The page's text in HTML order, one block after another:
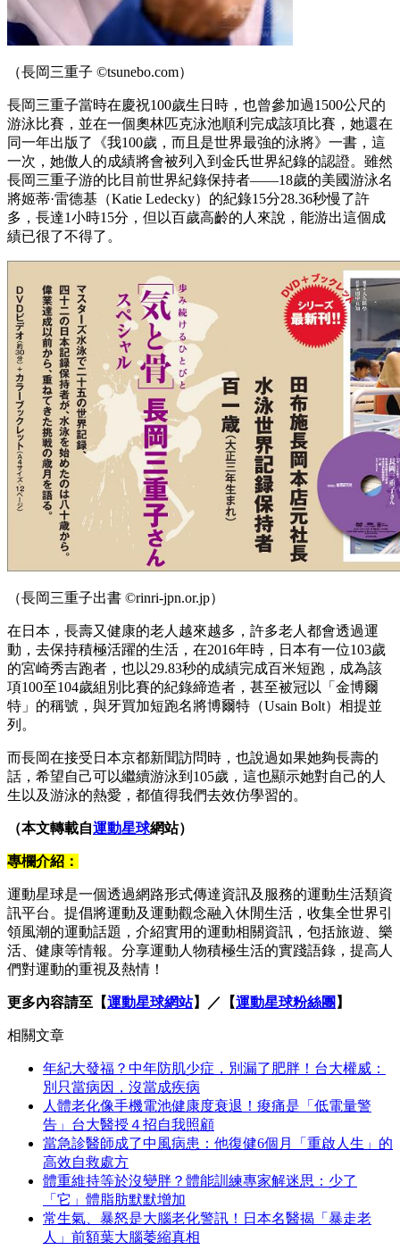
（長岡三重子 ©tsunebo.com）
長岡三重子當時在慶祝100歲生日時，也曾參加過1500公尺的
游泳比賽，並在一個奧林匹克泳池順利完成該項比賽，她還在
同一年出版了《我100歲，而且是世界最強的泳將》一書，這
一次，她傲人的成績將會被列入到金氏世界紀錄的認證。雖然
長岡三重子游的比目前世界紀錄保持者——18歲的美國游泳名
將姬蒂·雷德基（Katie Ledecky）的紀錄15分28.36秒慢了許
多，長達1小時15分，但以百歲高齡的人來說，能游出這個成
績已很了不得了。
（長岡三重子出書 ©rinri-jpn.or.jp）
在日本，長壽又健康的老人越來越多，許多老人都會透過運
動，去保持積極活躍的生活，在2016年時，日本有一位103歲
的宮崎秀吉跑者，也以29.83秒的成績完成百米短跑，成為該
項100至104歲組別比賽的紀錄締造者，甚至被冠以「金博爾
特」的稱號，與牙買加短跑名將博爾特（Usain Bolt）相提並
列。
而長岡在接受日本京都新聞訪問時，也說過如果她夠長壽的
話，希望自己可以繼續游泳到105歲，這也顯示她對自己的人
生以及游泳的熱愛，都值得我們去效仿學習的。
（本文轉載自運動星球網站）
專欄介紹：
運動星球是一個透過網路形式傳達資訊及服務的運動生活類資
訊平台。提倡將運動及運動觀念融入休閒生活，收集全世界引
領風潮的運動話題，介紹實用的運動相關資訊，包括旅遊、樂
活、健康等情報。分享運動人物積極生活的實踐語錄，提高人
們對運動的重視及熱情！
更多內容請至【運動星球網站】／【運動星球粉絲團 】
相關文章
年紀大發福？中年防肌少症，別漏了肥胖！台大權威：
別只當病因，沒當成疾病
人體老化像手機電池健康度衰退！痠痛是「低電量警
告」台大醫授４招自我照顧
當急診醫師成了中風病患：他復健6個月「重啟人生」的
高效自救處方
體重維持等於沒變胖？體能訓練專家解迷思：少了
「它」體脂肪默默增加
常生氣、暴怒是大腦老化警訊！日本名醫揭「暴走老
人」前額葉大腦萎縮真相